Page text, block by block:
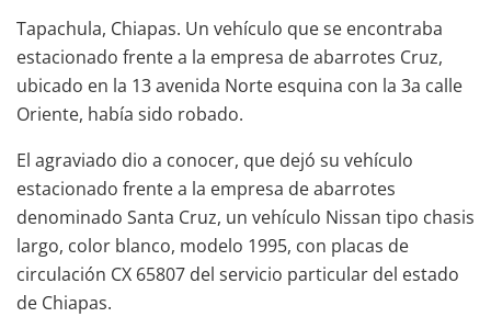
Tapachula, Chiapas. Un vehículo que se encontraba
estacionado frente a la empresa de abarrotes Cruz,
ubicado en la 13 avenida Norte esquina con la 3a calle
Oriente, había sido robado.
El agraviado dio a conocer, que dejó su vehículo
estacionado frente a la empresa de abarrotes
denominado Santa Cruz, un vehículo Nissan tipo chasis
largo, color blanco, modelo 1995, con placas de
circulación CX 65807 del servicio particular del estado
de Chiapas.